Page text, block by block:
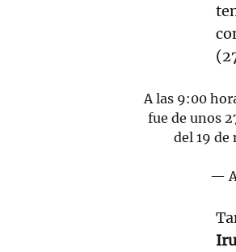
A las 9:00
fue de unos
del 19
—